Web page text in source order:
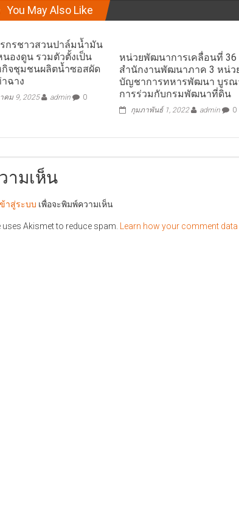
You May Also Like
รกรชาวสวนปาล์มน้ำมัน
องดูน รวมตัวตั้งเป็น
กิจชุมชนผลิตน้ำซอสผัด
ฉาง
คม 9, 2025 admin 0
หน่วยพัฒนาการเคลื่อนที่ 36
สำนักงานพัฒนาภาค 3 หน่ว
บัญชาการทหารพัฒนา บูรณ
การร่วมกับกรมพัฒนาที่ดิน
กุมภาพันธ์ 1, 2022 admin 0
ามเห็น
ข้าสู่ระบบ เพื่อจะพิมพ์ความเห็น
uses Akismet to reduce spam. Learn how your comment data